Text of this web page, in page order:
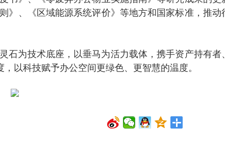
》、《区域能源系统评价》等地方和国家标准，推动
石为技术底座，以垂马为活力载体，携手资产持有者
以科技赋予办公空间更绿色、更智慧的温度。